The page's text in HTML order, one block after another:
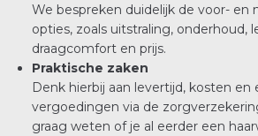
We bespreken duidelijk de voor- en
opties, zoals uitstraling, onderhoud,
draagcomfort en prijs.
Praktische zaken
Denk hierbij aan levertijd, kosten en
vergoedingen via de
graag weten of je al eerder een